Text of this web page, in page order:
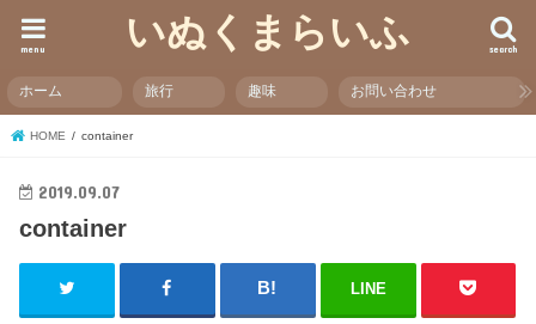
いぬくまらいふ search
menu
ホーム 旅行 趣味 お問い合わせ
HOME container
2019.09.07
container
LINE